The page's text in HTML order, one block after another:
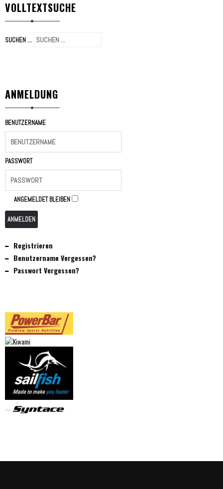
VOLLTEXTSUCHE
SUCHEN ...
ANMELDUNG
BENUTZERNAME
PASSWORT
ANGEMELDET BLEIBEN
ANMELDEN
Registrieren
Benutzername Vergessen?
Passwort Vergessen?